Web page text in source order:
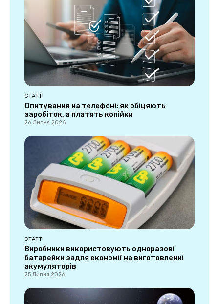
СТАТТІ
Опитування на телефоні: як обіцяють
заробіток, а платять копійки
26 Липня 2026
СТАТТІ
Виробники використовують одноразові
батарейки задля економії на виготовленні
акумуляторів
25 Липня 2026